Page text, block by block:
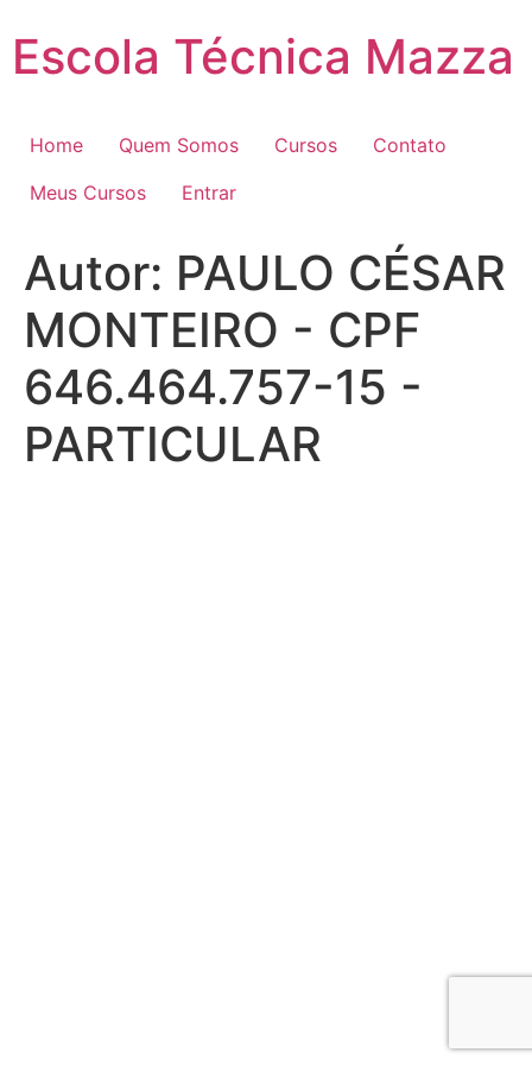
para
Escola Técnica Mazza
Home Quem Somos Cursos
Contato
Meus Cursos
Entrar
Autor: PAULO CÉSAR
MONTEIRO - CPF
646.464.757-15 -
PARTICULAR